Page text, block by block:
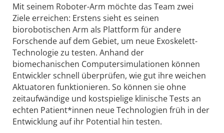
Mit seinem Roboter-Arm möchte das Team zwei
Ziele erreichen: Erstens sieht es seinen
biorobotischen Arm als Plattform für andere
Forschende auf dem Gebiet, um neue Exoskelett-
Technologie zu testen. Anhand der
biomechanischen Computersimulationen können
Entwickler schnell überprüfen, wie gut ihre weichen
Aktuatoren funktionieren. So können sie ohne
zeitaufwändige und kostspielige klinische Tests an
echten Patient*innen neue Technologien früh in der
Entwicklung auf ihr Potential hin testen.